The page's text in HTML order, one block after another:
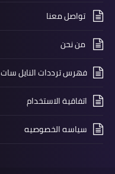
تواصل معنا
من نحن
فهرس ترددات النايل سات nilesat الجديدة لعام 2025
اتفاقية الاستخدام
سياسه الخصوصيه